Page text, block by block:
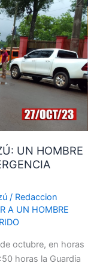
UN HOMBRE
/ Redaccion
A UN HOMBRE
octubre, en horas
horas la Guardia